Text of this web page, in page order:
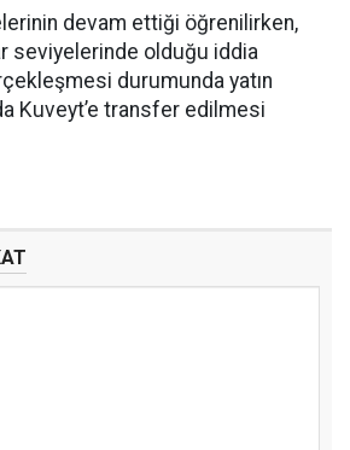
devam ettiği öğrenilirken,
seviyelerinde olduğu iddia
durumunda yatın
Kuveyt’e transfer edilmesi